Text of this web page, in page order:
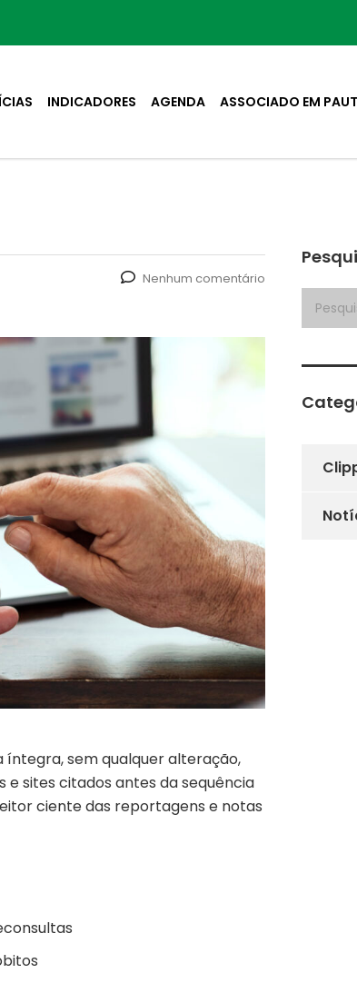
INDICADORES AGENDA ASSOCIADO EM
Nenhum comentário
íntegra, sem qualquer alteração,
e sites citados antes da sequência
ciente das reportagens e notas